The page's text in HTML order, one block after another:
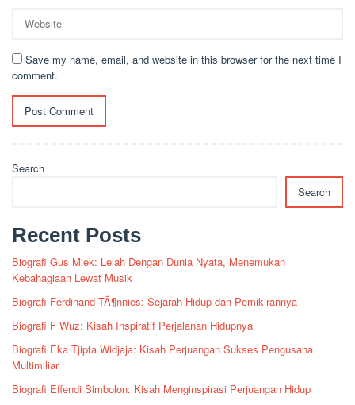
Save my name, email, and website in this browser for the next time I
comment.
Search
Search
Recent Posts
Biografi Gus Miek: Lelah Dengan Dunia Nyata, Menemukan
Kebahagiaan Lewat Musik
Biografi Ferdinand TÃ¶nnies: Sejarah Hidup dan Pemikirannya
Biografi F Wuz: Kisah Inspiratif Perjalanan Hidupnya
Biografi Eka Tjipta Widjaja: Kisah Perjuangan Sukses Pengusaha
Multimiliar
Biografi Effendi Simbolon: Kisah Menginspirasi Perjuangan Hidup